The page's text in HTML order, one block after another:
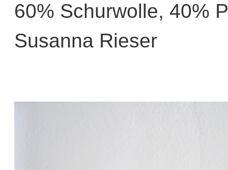
60% Schurwolle, 40%
Susanna Rieser